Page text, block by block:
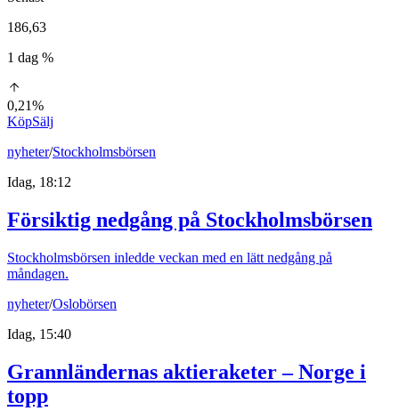
186,63
1 dag %
0,21%
KöpSälj
nyheter/Stockholmsbörsen
Idag, 18:12
Försiktig nedgång på Stockholmsbörsen
Stockholmsbörsen inledde veckan med en lätt nedgång på
måndagen.
nyheter/Oslobörsen
Idag, 15:40
Grannländernas aktieraketer – Norge i
topp